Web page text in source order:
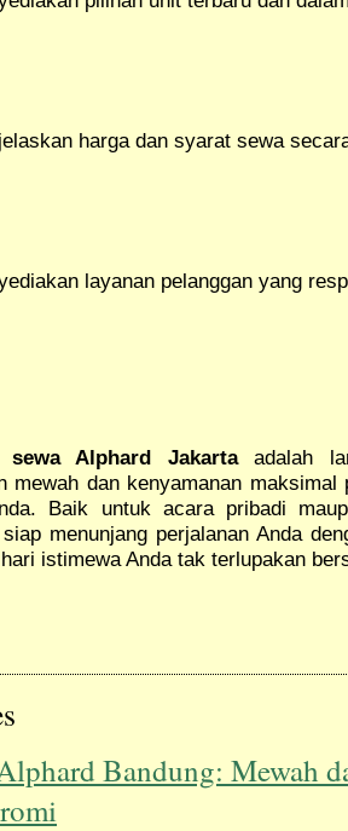
harga dan syarat sewa
layanan pelanggan yang
sewa Alphard Jakartaadalah
mewah dan kenyamanan
Baik untuk acara pribadi
menunjang perjalanan Anda
istimewa Anda tak terlupakan
Bandung: Mewah